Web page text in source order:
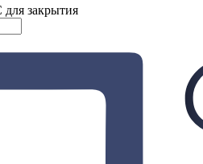
закрытия